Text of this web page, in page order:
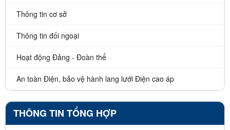
Thông tin cơ sở
Thông tin đối ngoại
Hoạt động Đảng - Đoàn thể
An toàn Điện, bảo vệ hành lang lưới Điện cao áp
THÔNG TIN TỔNG HỢP